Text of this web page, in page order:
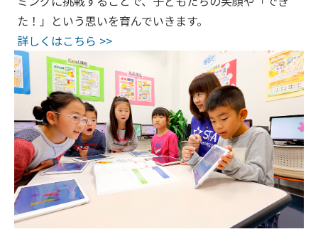
た！」という思いを育んでいきます。
詳しくはこちら >>